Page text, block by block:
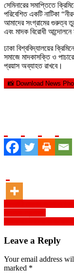
সেমিনারের সমাপ্তিতে
পরিবেশিত একটি নাটিকা
আমাদের সংগ্রামের গুরুত্ব
এবং মাদক বিরোধী
ঢাকা বিশ্ববিদ্যালয়ের
সমাজে মাদকাসক্তি ও
প্রয়াস অব্যাহত রাখবে।
📸 Download News
Post
navigation
Leave a Reply
Your email address
marked *